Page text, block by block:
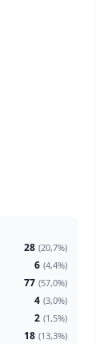
28 (20,7%)
6 (4,4%)
77 (57,0%)
4 (3,0%)
2 (1,5%)
18 (13,3%)